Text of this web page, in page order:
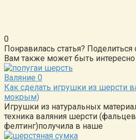
0
Понравилась статья? Поделиться
Вам также может быть интересно
Валяние 0
Как сделать игрушки из шерсти
мокрым)
Игрушки из натуральных
техника валяния шерсти
фелтинг)получила в наше